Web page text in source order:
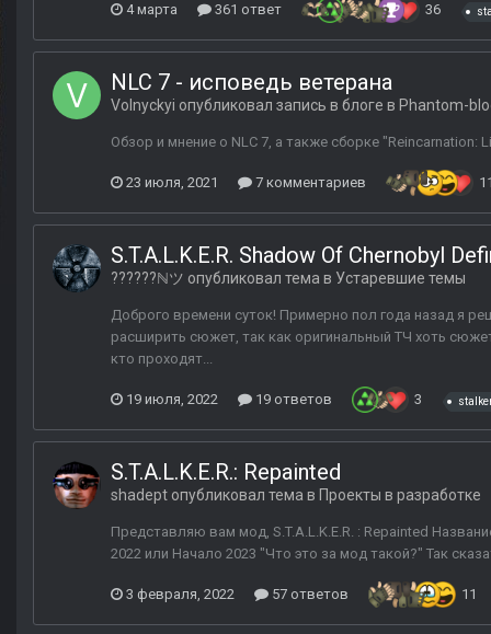
4 марта 361 ответ 36
NLC 7 - исповедь ветерана
Volnyckyi опубликовал запись в блоге в Phantom-
Обзор и мнение о NLC 7, а также сборке "Reincarnation:
23 июля, 2021 7 комментариев
S.T.A.L.K.E.R. Shadow Of Chernobyl
??????ℕツ опубликовал тема в Устаревшие темы
Доброго времени суток! Примерно пол года назад я
расширить сюжет, так как оригинальный ТЧ хоть
кто проходят...
19 июля, 2022 19 ответов 3
S.T.A.L.K.E.R.: Repainted
shadept опубликовал тема в Проекты в разработке
Представляю вам мод, S.T.A.L.K.E.R. : Repainted
2022 или Начало 2023 "Что это за мод такой?" Так
3 февраля, 2022 57 ответов 11